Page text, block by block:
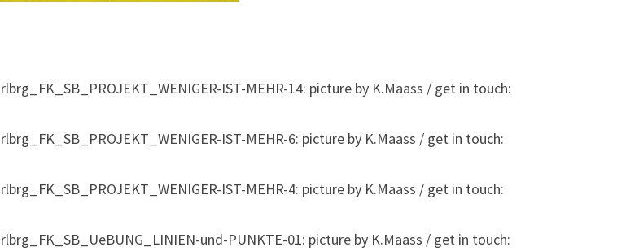
IST-MEHR-14: picture by K.Maass / get in touch:
IST-MEHR-6: picture by K.Maass / get in touch:
IST-MEHR-4: picture by K.Maass / get in touch:
und-PUNKTE-01: picture by K.Maass / get in touch: